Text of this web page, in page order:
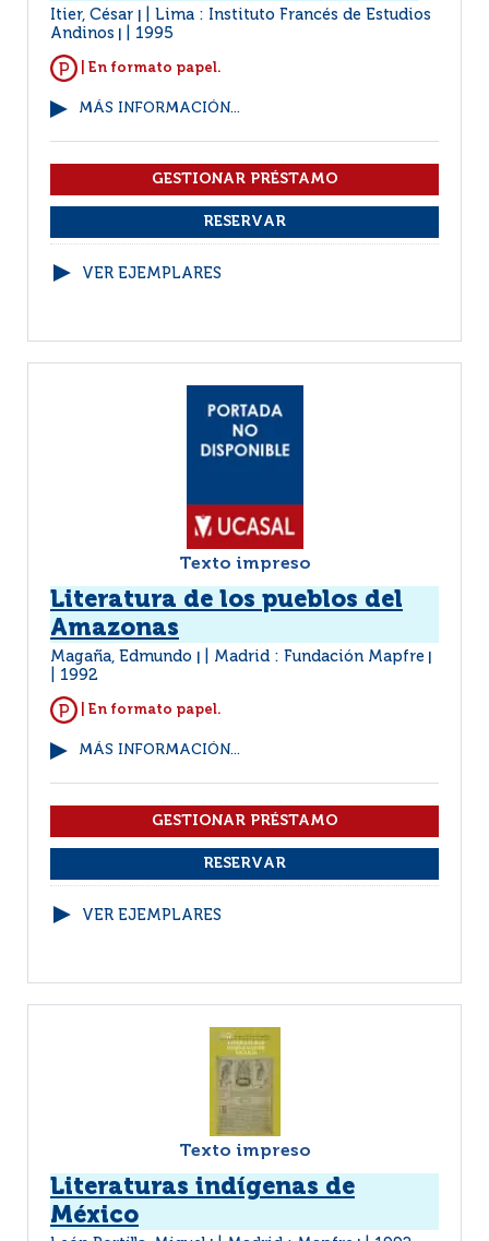
Itier, César
Lima : Instituto Francés de Estudios
Andinos
1995
| En formato papel.
MÁS INFORMACIÓN...
VER EJEMPLARES
Texto impreso
Literatura de los pueblos del
Amazonas
Magaña, Edmundo Madrid : Fundación Mapfre
1992
| En formato papel.
MÁS INFORMACIÓN...
VER EJEMPLARES
Texto impreso
Literaturas indígenas de
México